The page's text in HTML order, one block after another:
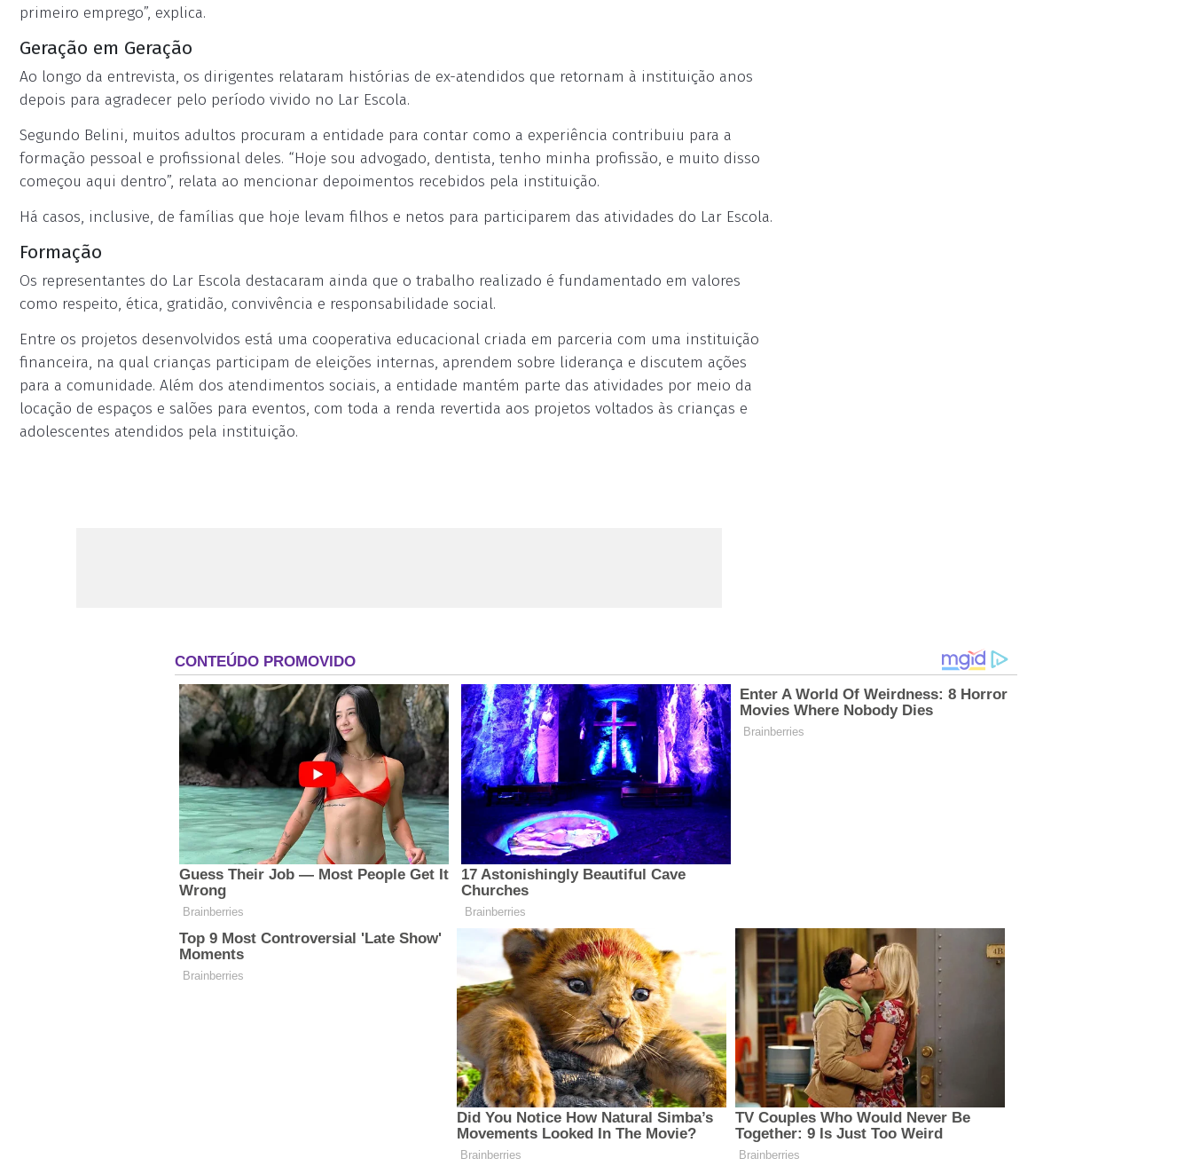
primeiro emprego”, explica.
Geração em Geração
Ao longo da entrevista, os dirigentes relataram histórias de ex-atendidos que retornam à instituição anos
depois para agradecer pelo período vivido no Lar Escola.
Segundo Belini, muitos adultos procuram a entidade para contar como a experiência contribuiu para a
formação pessoal e profissional deles. “Hoje sou advogado, dentista, tenho minha profissão, e muito disso
começou aqui dentro”, relata ao mencionar depoimentos recebidos pela instituição.
Há casos, inclusive, de famílias que hoje levam filhos e netos para participarem das atividades do Lar Escola.
Formação
Os representantes do Lar Escola destacaram ainda que o trabalho realizado é fundamentado em valores
como respeito, ética, gratidão, convivência e responsabilidade social.
Entre os projetos desenvolvidos está uma cooperativa educacional criada em parceria com uma instituição
financeira, na qual crianças participam de eleições internas, aprendem sobre liderança e discutem ações
para a comunidade. Além dos atendimentos sociais, a entidade mantém parte das atividades por meio da
locação de espaços e salões para eventos, com toda a renda revertida aos projetos voltados às crianças e
adolescentes atendidos pela instituição.